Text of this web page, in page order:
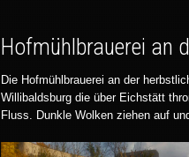
Hofmühlbrauerei an
Die Hofmühlbrauerei an der
Willibaldsburg die über Eichstätt
Fluss. Dunkle Wolken ziehen auf